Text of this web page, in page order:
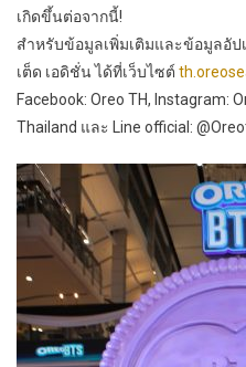
เกิดขึ้นต่อจากนี้!
สำหรับข้อมูลเพิ่มเติมและข้อมูลอัปเ
เต็ด เอดิชั่น ได้ที่เว็บไซต์
Facebook: Oreo TH, Instagram:
Thailand และ Line official: